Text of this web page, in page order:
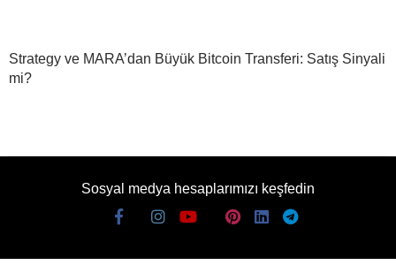
Strategy ve MARA’dan Büyük Bitcoin Transferi: Satış Sinyali
mi?
Sosyal medya hesaplarımızı keşfedin